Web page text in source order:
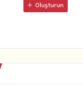
Oluşturun